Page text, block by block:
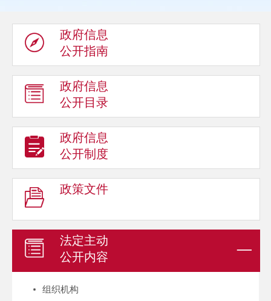
政府信息
公开指南
政府信息
公开目录
政府信息
公开制度
政策文件
法定主动
公开内容
组织机构